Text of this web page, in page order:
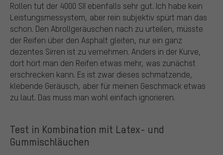
Rollen tut der 4000 SII ebenfalls sehr gut. Ich habe kein
Leistungsmessystem, aber rein subjektiv spürt man das
schon. Den Abrollgeräuschen nach zu urteilen, müsste
der Reifen über den Asphalt gleiten, nur ein ganz
dezentes Sirren ist zu vernehmen. Anders in der Kurve,
dort hört man den Reifen etwas mehr, was zunächst
erschrecken kann. Es ist zwar dieses schmatzende,
klebende Geräusch, aber für meinen Geschmack etwas
zu laut. Das muss man wohl einfach ignorieren.
Test in Kombination mit Latex- und
Gummischläuchen